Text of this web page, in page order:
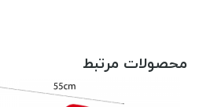
محصولات مرتبط